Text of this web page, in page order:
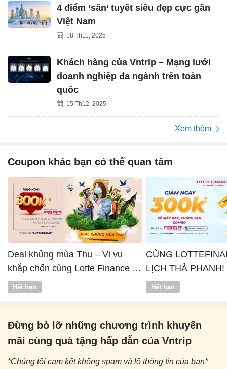
4 điểm ‘săn’ tuyết siêu đẹp cực gần
Việt Nam
18 Th11, 2025
Khách hàng của Vntrip – Mạng lưới
doanh nghiệp đa ngành trên toàn
quốc
15 Th12, 2025
Xem thêm
Coupon khác bạn có thể quan tâm
Deal khủng mùa Thu – Vi vu
khắp chốn cùng Lotte Finance x
Vntrip
Hết hạn
CÙNG
LỊCH THẢ PHANH!
Hết hạn
Đừng bỏ lỡ những chương trình khuyến
mãi cùng quà tặng hấp dẫn của Vntrip
*Chúng tôi cam kết không spam và lộ thông tin của bạn*